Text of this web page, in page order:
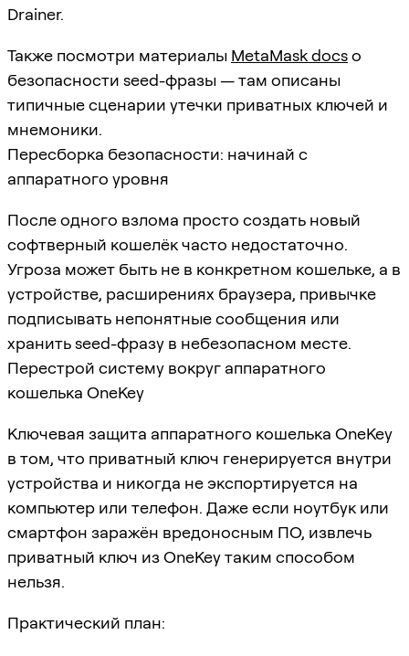
Drainer.
Также посмотри материалы MetaMask docsо
безопасности seed-фразы — там описаны
типичные сценарии утечки приватных ключей и
мнемоники.
Пересборка безопасности: начинай с
аппаратного уровня
После одного взлома просто создать новый
софтверный кошелёк часто недостаточно.
Угроза может быть не в конкретном кошельке, а в
устройстве, расширениях браузера, привычке
подписывать непонятные сообщения или
хранить seed-фразу в небезопасном месте.
Перестрой систему вокруг аппаратного
кошелька OneKey
Ключевая защита аппаратного кошелька OneKey
в том, что приватный ключ генерируется внутри
устройства и никогда не экспортируется на
компьютер или телефон. Даже если ноутбук или
смартфон заражён вредоносным ПО, извлечь
приватный ключ из OneKey таким способом
нельзя.
Практический план: